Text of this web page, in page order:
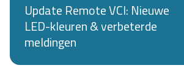
Update Remote VCI: Nieuwe
LED-kleuren & verbeterde
meldingen